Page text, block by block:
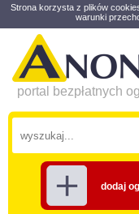
Strona korzysta z plików
warunki
portal bezpłatnych
dodaj